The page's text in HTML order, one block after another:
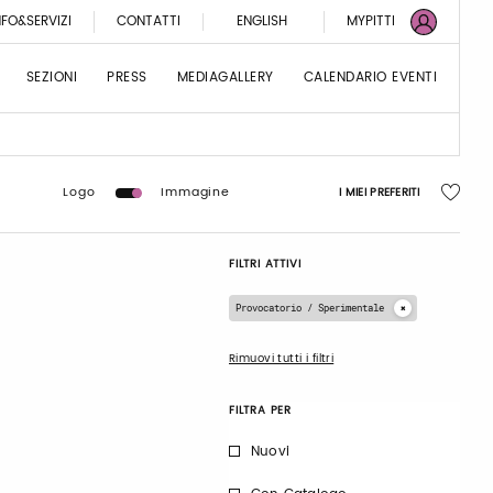
CONTATTI ENGLISH MYPITTI
SEZIONI PRESS MEDIAGALLERY CALENDARIO EVENTI
Logo Immagine I MIEI PREFERITI
FILTRI ATTIVI
Provocatorio / Sperimentale
Rimuovi tutti i filtri
FILTRA PER
Nuovi